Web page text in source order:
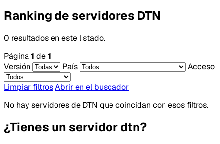
Ranking de servidores DTN
0 resultados en este listado.
Página1 de1
Versión
País
Acceso
Limpiar filtrosAbrir en el buscador
No hay servidores de DTN que coincidan con esos filtros.
¿Tienes un servidor dtn?